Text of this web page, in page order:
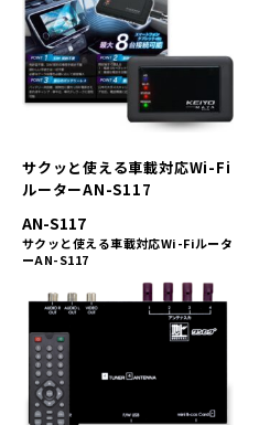
サクッと使える車載対応Wi-Fi
ルーターAN-S117
AN-S117
サクッと使える車載対応Wi-Fiルータ
ーAN-S117